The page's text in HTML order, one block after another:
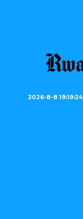
2026-8-8 19:19:24